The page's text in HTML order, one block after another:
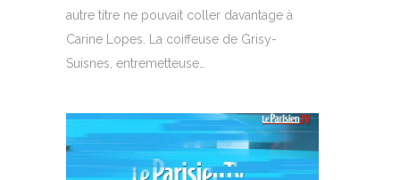
autre titre ne pouvait coller davantage à
Carine Lopes. La coiffeuse de Grisy-
Suisnes, entremetteuse…